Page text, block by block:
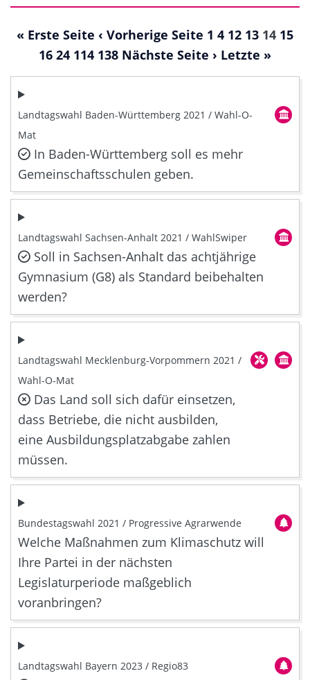
« Erste Seite ‹ Vorherige Seite 1 4 12 13 14 15
16 24 114 138 Nächste Seite › Letzte »
Landtagswahl Baden-Württemberg 2021 / Wahl-O-
Mat
In Baden-Württemberg soll es mehr
Gemeinschaftsschulen geben.
Landtagswahl Sachsen-Anhalt 2021 / WahlSwiper
Soll in Sachsen-Anhalt das achtjährige
Gymnasium (G8) als Standard beibehalten
werden?
Landtagswahl Mecklenburg-Vorpommern 2021 /
Wahl-O-Mat
Das Land soll sich dafür einsetzen,
dass Betriebe, die nicht ausbilden,
eine Ausbildungsplatzabgabe zahlen
müssen.
Bundestagswahl 2021 / Progressive Agrarwende
Welche Maßnahmen zum Klimaschutz will
Ihre Partei in der nächsten
Legislaturperiode maßgeblich
voranbringen?
Landtagswahl Bayern 2023 / Regio83